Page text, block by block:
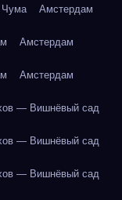
Амстердам
Амстердам
Амстердам
— Вишнёвый сад
— Вишнёвый сад
— Вишнёвый сад